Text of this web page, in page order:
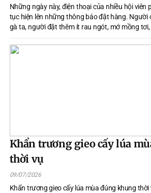
Những ngày này, điện thoại của nhiều hội viên
tục hiện lên những thông báo đặt hàng. Người
gà ta, người đặt thêm ít rau ngót, mớ mồng tơi,
lọ măng ớt. Chỉ sau vài thao tác trên điện
đến Ban quản trị mô hình "Chợ số - Nông thôn
Khẩn trương gieo cấy lúa
thời vụ
09/07/2026
Khẩn trương gieo cấy lúa mùa đúng khung